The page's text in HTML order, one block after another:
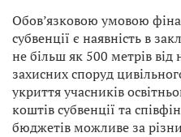
Обов’язковою умовою
субвенції є наявність в
не більш як 500 метрів від
захисних споруд
укриття учасників
коштів субвенції та
бюджетів можливе за